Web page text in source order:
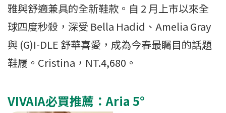
雅與舒適兼具的全新鞋款。自 2 月上市以來全
球四度秒殺，深受 Bella Hadid、Amelia Gray
與 (G)I-DLE 舒華喜愛，成為今春最矚目的話題
鞋履。Cristina，NT.4,680。
VIVAIA必買推薦：Aria 5°